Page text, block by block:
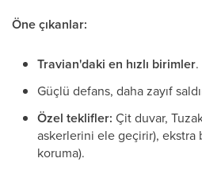
Öne çıkanlar:
Travian'daki en hızlı birimler.
Güçlü defans, daha zayıf
Özel teklifler: Çit duvar,
askerlerini ele geçirir), ekstra
koruma).